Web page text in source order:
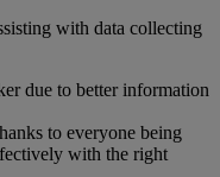
with data collecting
due to better information
to everyone being
with the right